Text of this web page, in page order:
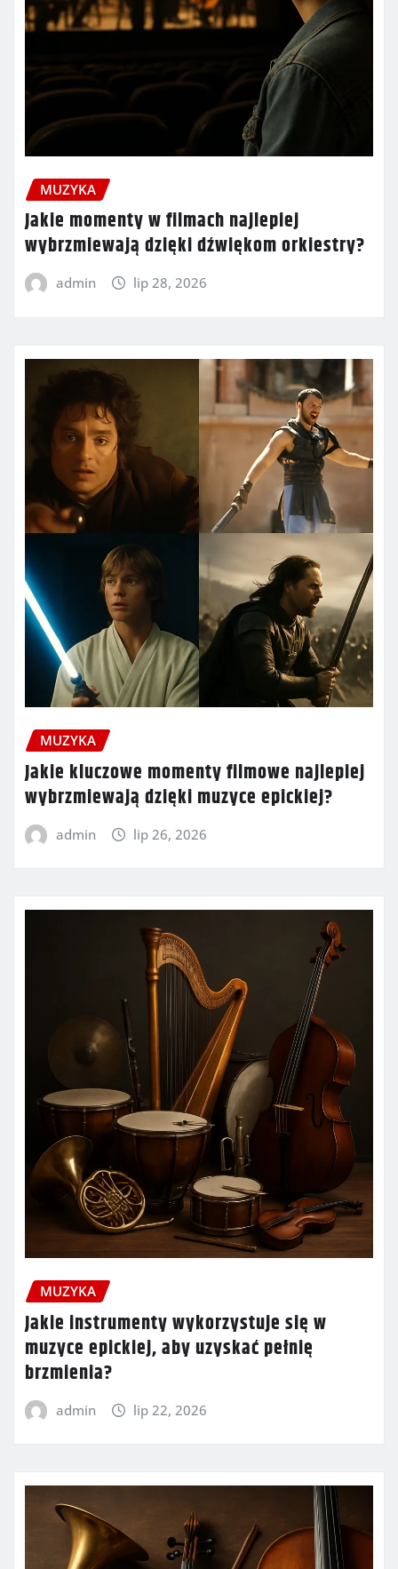
MUZYKA
Jakie momenty w filmach najlepiej
wybrzmiewają dzięki dźwiękom orkiestry?
admin lip 28, 2026
MUZYKA
Jakie kluczowe momenty filmowe najlepiej
wybrzmiewają dzięki muzyce epickiej?
admin lip 26, 2026
MUZYKA
Jakie instrumenty wykorzystuje się w
muzyce epickiej, aby uzyskać pełnię
brzmienia?
admin lip 22, 2026